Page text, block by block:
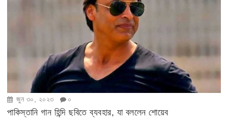
জুন ৩০, ২০২৩ ০
পাকিস্তানি গান হিন্দি ছবিতে ব্যবহার, যা বললেন শোয়েব